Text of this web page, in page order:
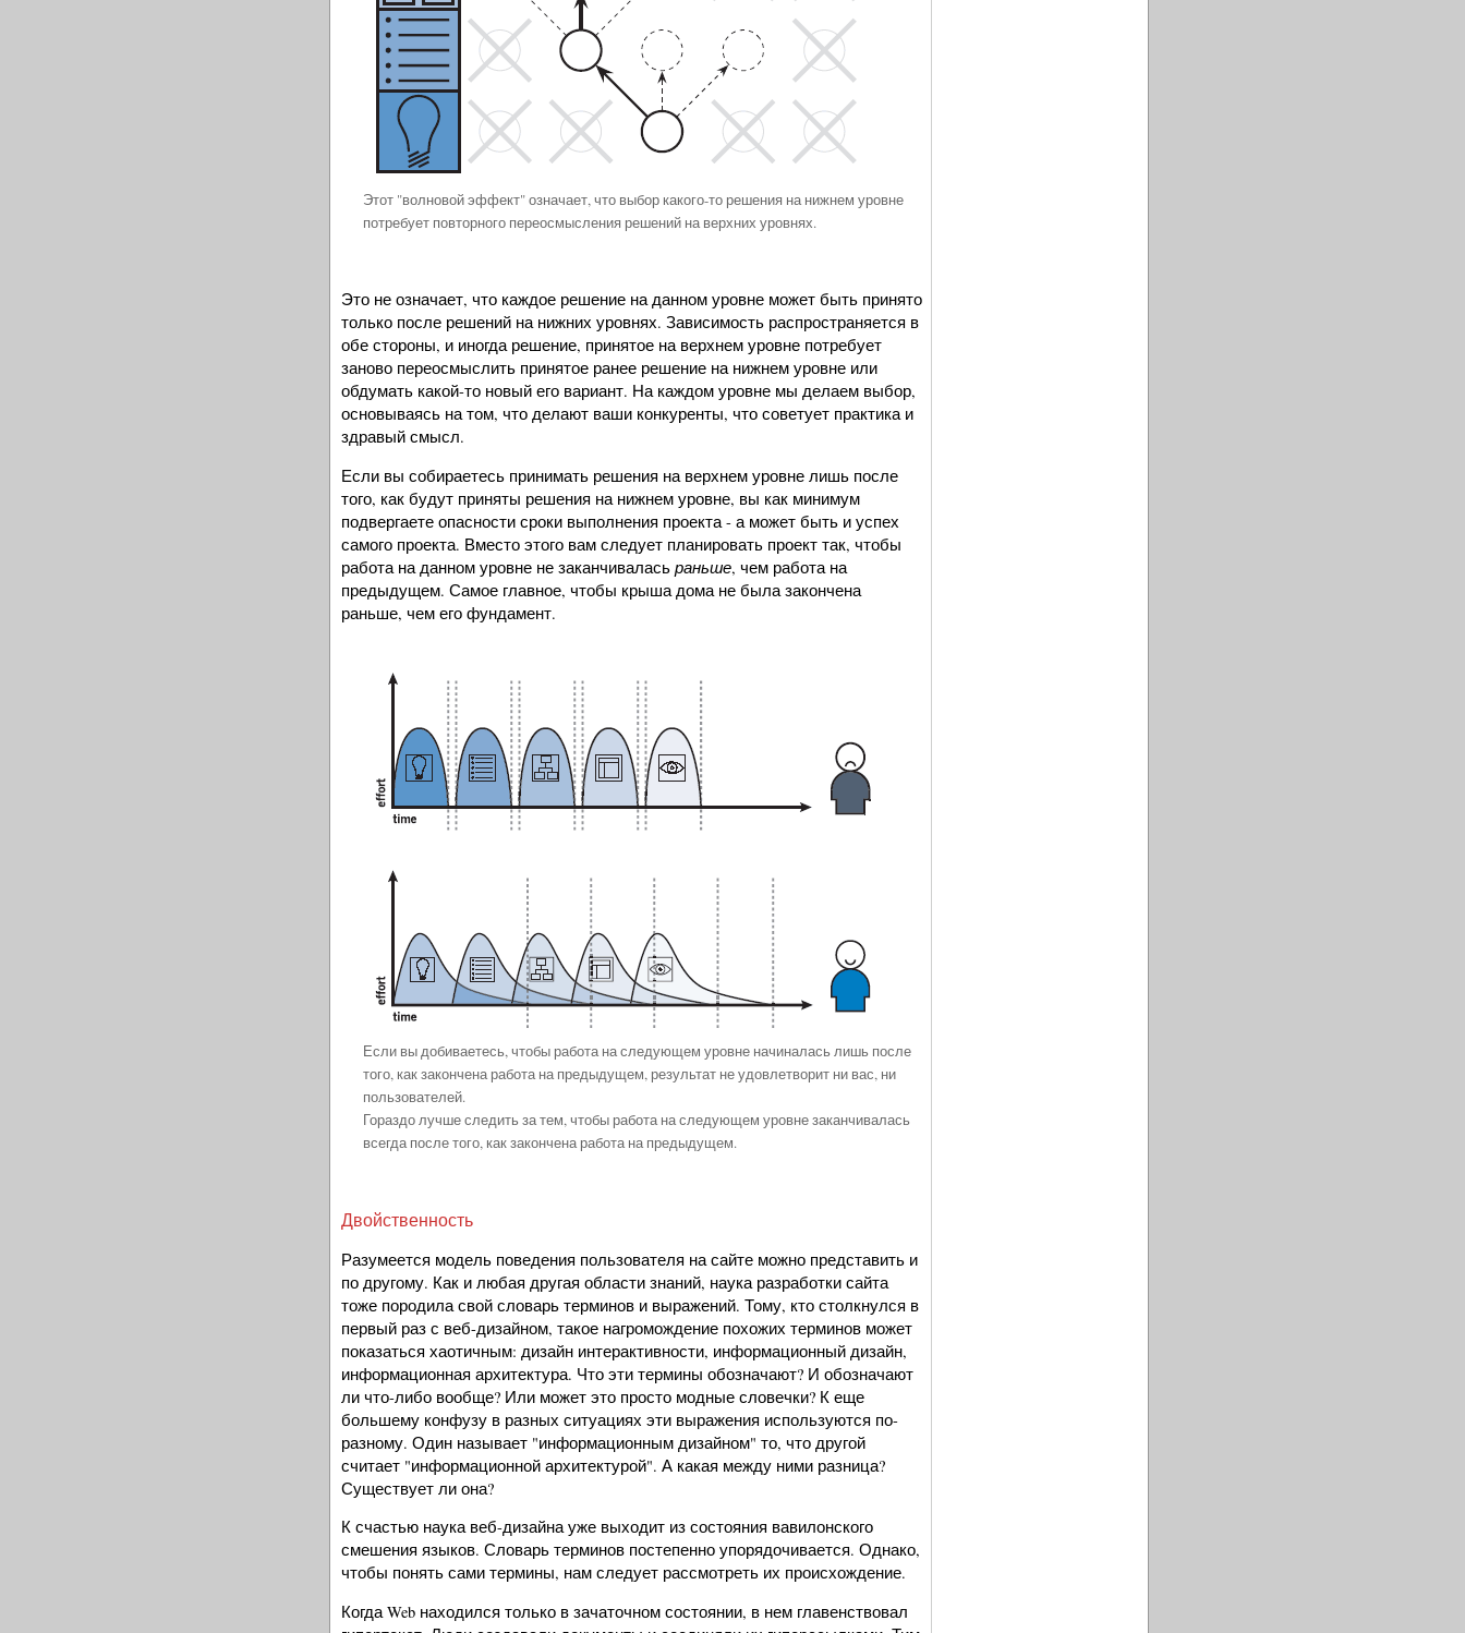
Этот "волновой эффект" означает, что выбор какого-то решения на нижнем уровне
потребует повторного переосмысления решений на верхних уровнях.
Это не означает, что каждое решение на данном уровне может быть принято
только после решений на нижних уровнях. Зависимость распространяется в
обе стороны, и иногда решение, принятое на верхнем уровне потребует
заново переосмыслить принятое ранее решение на нижнем уровне или
обдумать какой-то новый его вариант. На каждом уровне мы делаем выбор,
основываясь на том, что делают ваши конкуренты, что советует практика и
здравый смысл.
Если вы собираетесь принимать решения на верхнем уровне лишь после
того, как будут приняты решения на нижнем уровне, вы как минимум
подвергаете опасности сроки выполнения проекта - а может быть и успех
самого проекта. Вместо этого вам следует планировать проект так, чтобы
работа на данном уровне не заканчивалась раньше, чем работа на
предыдущем. Самое главное, чтобы крыша дома не была закончена
раньше, чем его фундамент.
Если вы добиваетесь, чтобы работа на следующем уровне начиналась лишь после
того, как закончена работа на предыдущем, результат не удовлетворит ни вас, ни
пользователей.
Гораздо лучше следить за тем, чтобы работа на следующем уровне заканчивалась
всегда после того, как закончена работа на предыдущем.
Двойственность
Разумеется модель поведения пользователя на сайте можно представить и
по другому. Как и любая другая области знаний, наука разработки сайта
тоже породила свой словарь терминов и выражений. Тому, кто столкнулся в
первый раз с веб-дизайном, такое нагромождение похожих терминов может
показаться хаотичным: дизайн интерактивности, информационный дизайн,
информационная архитектура. Что эти термины обозначают? И обозначают
ли что-либо вообще? Или может это просто модные словечки? К еще
большему конфузу в разных ситуациях эти выражения используются по-
разному. Один называет "информационным дизайном" то, что другой
считает "информационной архитектурой". А какая между ними разница?
Существует ли она?
К счастью наука веб-дизайна уже выходит из состояния вавилонского
смешения языков. Словарь терминов постепенно упорядочивается. Однако,
чтобы понять сами термины, нам следует рассмотреть их происхождение.
Когда Web находился только в зачаточном состоянии, в нем главенствовал